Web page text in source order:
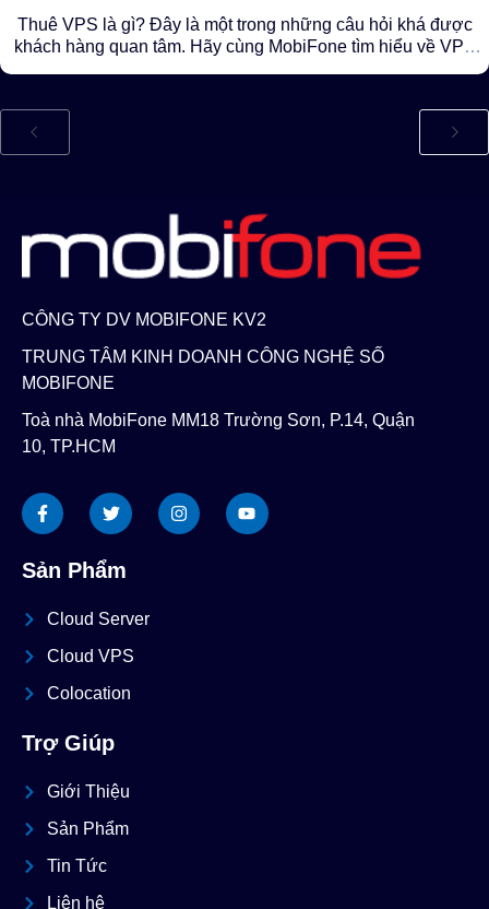
Thuê VPS là gì? Đây là một trong những câu hỏi khá được
khách hàng quan tâm. Hãy cùng MobiFone tìm hiểu về VPS
CÔNG TY DV MOBIFONE KV2
TRUNG TÂM KINH DOANH CÔNG NGHỆ SỐ
MOBIFONE
Toà nhà MobiFone MM18 Trường Sơn, P.14, Quận
10, TP.HCM
Sản Phẩm
Cloud Server
Cloud VPS
Colocation
Trợ Giúp
Giới Thiệu
Sản Phẩm
Tin Tức
Liên hệ